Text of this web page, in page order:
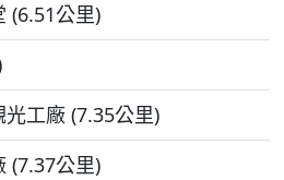
(6.51公里)
工廠 (7.35公里)
(7.37公里)